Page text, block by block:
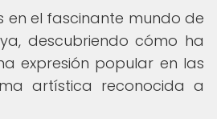
en el fascinante mundo de
descubriendo cómo ha
expresión popular en las
artística reconocida a